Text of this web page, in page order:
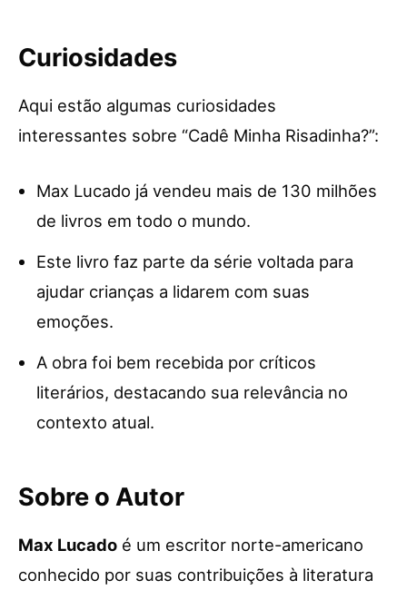
Curiosidades
Aqui estão algumas curiosidades
interessantes sobre “Cadê Minha Risadinha?”:
Max Lucado já vendeu mais de 130 milhões
de livros em todo o mundo.
Este livro faz parte da série voltada para
ajudar crianças a lidarem com suas
emoções.
A obra foi bem recebida por críticos
literários, destacando sua relevância no
contexto atual.
Sobre o Autor
Max Lucado é um escritor norte-americano
conhecido por suas contribuições à literatura